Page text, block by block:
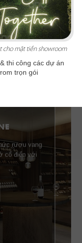
rượu vang
cổ điển với
mặt tiền showroom
thi công các dự án
trọn gói